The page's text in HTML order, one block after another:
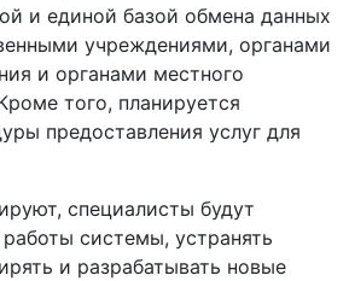
и единой базой обмена данных
учреждениями, органами
и органами местного
того, планируется
предоставления услуг для
специалисты будут
системы, устранять
и разрабатывать новые